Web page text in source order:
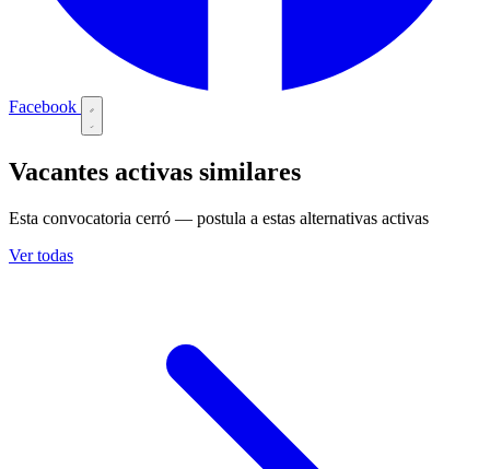
Facebook
Vacantes activas similares
Esta convocatoria cerró — postula a estas alternativas activas
Ver todas